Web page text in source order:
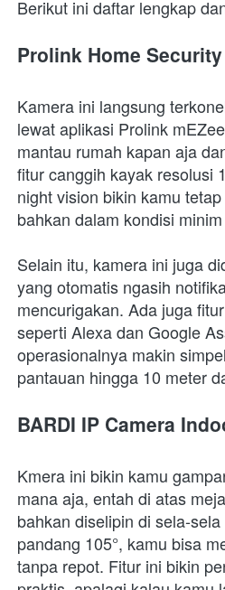
Berikut ini daftar lengkap
Prolink Home
Kamera ini langsung
lewat aplikasi Prolink
mantau rumah kapan aja
fitur canggih kayak resolusi
night vision bikin kamu
bahkan dalam kondisi
Selain itu, kamera ini juga
yang otomatis ngasih
mencurigakan. Ada juga
seperti Alexa dan Google
operasionalnya makin
pantauan hingga 10 meter
BARDI IP Camera
Kmera ini bikin kamu
mana aja, entah di atas
bahkan diselipin di sela-
pandang 105°, kamu bisa
tanpa repot. Fitur ini bikin